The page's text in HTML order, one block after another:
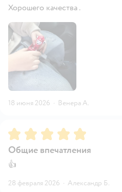
Хорошего качества .
18 июня 2026 · Венера А.
Рейтинг:5
Общие впечатления
👍
28 февраля 2026 · Александр Б.